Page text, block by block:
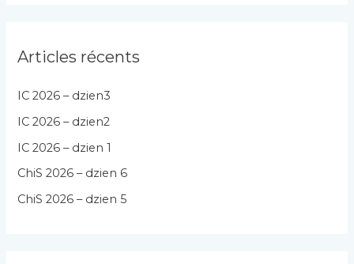
Articles récents
IC 2026 – dzien3
IC 2026 – dzien2
IC 2026 – dzien 1
ChiS 2026 – dzien 6
ChiS 2026 – dzien 5